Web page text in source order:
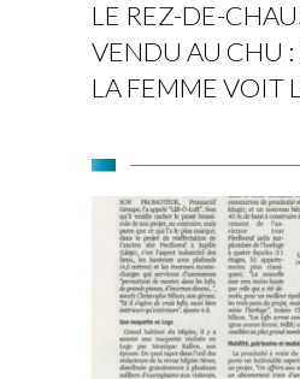
LE REZ-DE-
VENDU AU CHU
LA FEMME VOIT